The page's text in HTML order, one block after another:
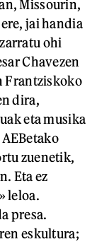
Missourin,
jai handia
ohi
Chavezen
Frantziskoko
dira,
eta musika
zuenetik,
Eta ez
leloa.
presa.
eskultura;